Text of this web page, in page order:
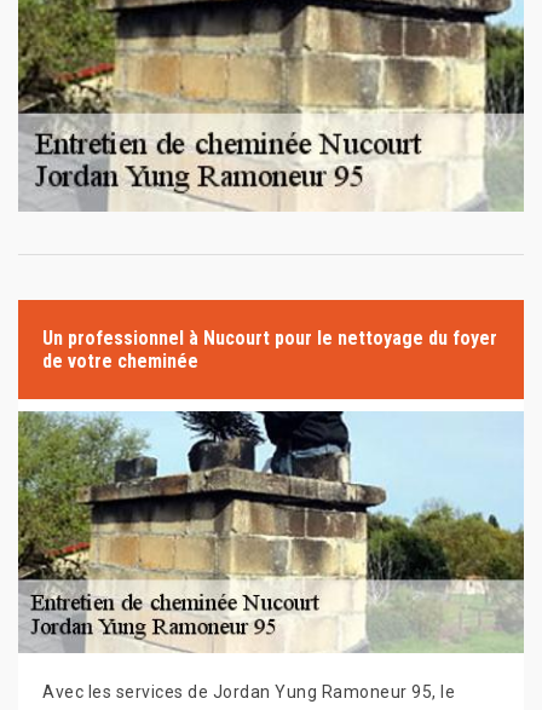
Un professionnel à Nucourt pour le nettoyage du foyer
de votre cheminée
Avec les services de Jordan Yung Ramoneur 95, le